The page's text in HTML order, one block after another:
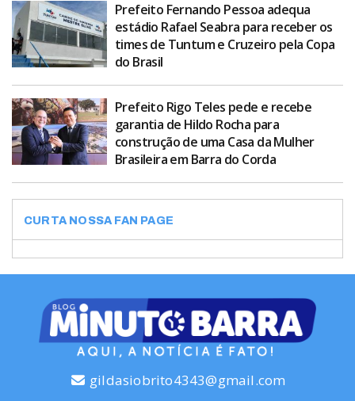
Prefeito Fernando Pessoa adequa
estádio Rafael Seabra para receber os
times de Tuntum e Cruzeiro pela Copa
do Brasil
Prefeito Rigo Teles pede e recebe
garantia de Hildo Rocha para
construção de uma Casa da Mulher
Brasileira em Barra do Corda
CURTA NOSSA FAN PAGE
gildasiobrito4343@gmail.com